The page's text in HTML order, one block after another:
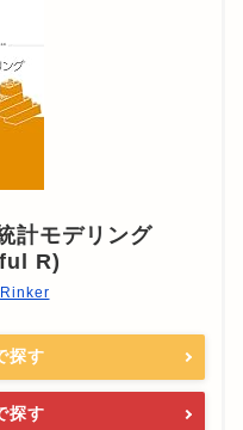
計モデリング
R)
Rinker
探す
探す